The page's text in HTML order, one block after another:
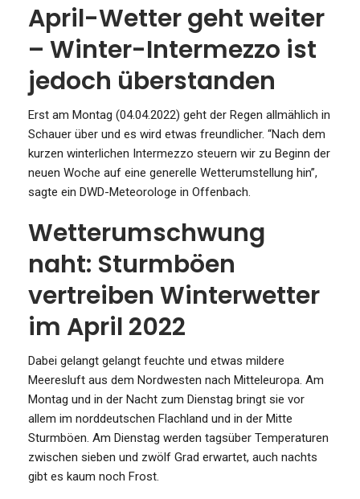
April-Wetter geht weiter
– Winter-Intermezzo ist
jedoch überstanden
Erst am Montag (04.04.2022) geht der Regen allmählich in
Schauer über und es wird etwas freundlicher. “Nach dem
kurzen winterlichen Intermezzo steuern wir zu Beginn der
neuen Woche auf eine generelle Wetterumstellung hin”,
sagte ein DWD-Meteorologe in Offenbach.
Wetterumschwung
naht: Sturmböen
vertreiben Winterwetter
im April 2022
Dabei gelangt gelangt feuchte und etwas mildere
Meeresluft aus dem Nordwesten nach Mitteleuropa. Am
Montag und in der Nacht zum Dienstag bringt sie vor
allem im norddeutschen Flachland und in der Mitte
Sturmböen. Am Dienstag werden tagsüber Temperaturen
zwischen sieben und zwölf Grad erwartet, auch nachts
gibt es kaum noch Frost.